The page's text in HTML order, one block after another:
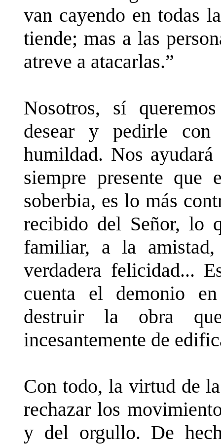
van cayendo en todas
tiende; mas a las
atreve a atacarlas.”
Nosotros, sí
desear y pedirle
humildad. Nos
siempre presente que
soberbia, es lo más
recibido del Señor, lo
familiar, a la
verdadera felicidad...
cuenta el demonio
destruir la obra
incesantemente de
Con todo, la virtud de
rechazar los
y del orgullo. De